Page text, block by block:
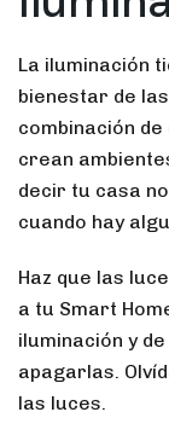
La iluminación
bienestar de
combinación
crean
decir tu casa
cuando hay
Haz que las
a tu Smart
iluminación y
apagarlas.
las luces.